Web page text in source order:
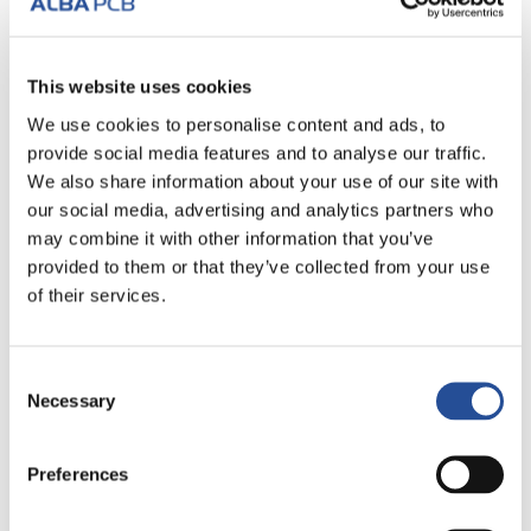
This website uses cookies
We use cookies to personalise content and ads, to
provide social media features and to analyse our traffic.
We also share information about your use of our site with
our social media, advertising and analytics partners who
may combine it with other information that you’ve
provided to them or that they’ve collected from your use
of their services.
Selection
Necessary
Preferences
Elektrische prüfung über Flying Probe –
die neue ATG A9
Die zunehmende Miniaturisierung von Elektronikplatinen
und die Notwendigkeit, insbesondere Prototypen und
kleine Stückzahlen noch schneller...